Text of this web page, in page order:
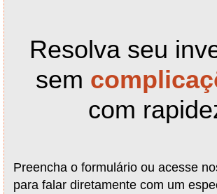
Resolva seu
sem
com
Preencha o formulário ou acesse
para falar diretamente com um